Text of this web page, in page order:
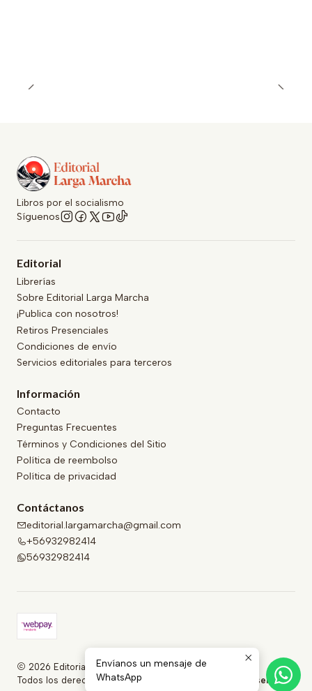
Libros por el socialismo
Síguenos
Editorial
Librerías
Sobre Editorial Larga Marcha
¡Publica con nosotros!
Retiros Presenciales
Condiciones de envío
Servicios editoriales para terceros
Información
Contacto
Preguntas Frecuentes
Términos y Condiciones del Sitio
Política de reembolso
Política de privacidad
Contáctanos
editorial.largamarcha@gmail.com
+56932982414
56932982414
2026 Editorial Larga Marcha .
Todos los derechos reservados.
Desarrollado por Jumpseller.
Envíanos un mensaje de
WhatsApp